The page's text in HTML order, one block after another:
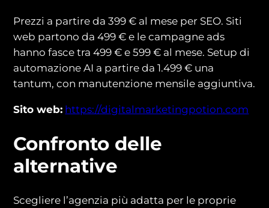
Prezzi a partire da 399 € al mese per SEO. Siti
web partono da 499 € e le campagne ads
hanno fasce tra 499 € e 599 € al mese. Setup di
automazione AI a partire da 1.499 € una
tantum, con manutenzione mensile aggiuntiva.
Sito web: https://digitalmarketingpotion.com
Confronto delle
alternative
Scegliere l’agenzia più adatta per le proprie